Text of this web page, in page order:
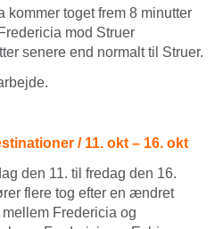
kommer toget frem 8 minutter
mod Struer
senere end normalt til Struer.
/ 11. okt – 16. okt
den 11. til fredag den 16.
flere tog efter en ændret
Fredericia og